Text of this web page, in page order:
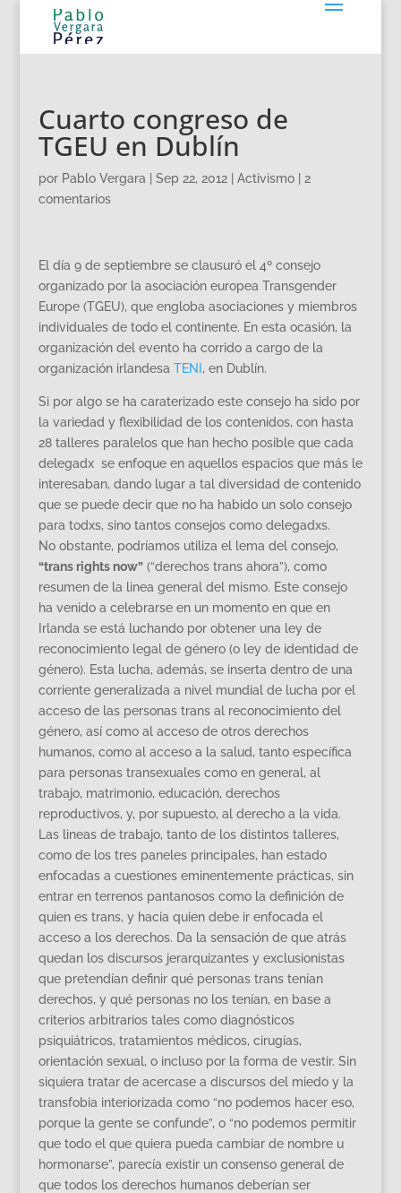
Cuarto congreso de
TGEU en Dublín
por Pablo Vergara Sep 22, 2012| Activismo| 2
comentarios
El día 9 de septiembre se clausuró el 4º consejo
organizado por la asociación europea Transgender
Europe (TGEU), que engloba asociaciones y miembros
individuales de todo el continente. En esta ocasión, la
organización del evento ha corrido a cargo de la
organización irlandesa TENI , en Dublín.
Si por algo se ha caraterizado este consejo ha sido por
la variedad y flexibilidad de los contenidos, con hasta
28 talleres paralelos que han hecho posible que cada
delegadx se enfoque en aquellos espacios que más le
interesaban, dando lugar a tal diversidad de contenido
que se puede decir que no ha habido un solo consejo
para todxs, sino tantos consejos como delegadxs.
No obstante, podríamos utiliza el lema del consejo,
“trans rights now”(“derechos trans ahora”), como
resumen de la linea general del mismo. Este consejo
ha venido a celebrarse en un momento en que en
Irlanda se está luchando por obtener una ley de
reconocimiento legal de género (o ley de identidad de
género). Esta lucha, además, se inserta dentro de una
corriente generalizada a nivel mundial de lucha por el
acceso de las personas trans al reconocimiento del
género, así como al acceso de otros derechos
humanos, como al acceso a la salud, tanto específica
para personas transexuales como en general, al
trabajo, matrimonio, educación, derechos
reproductivos, y, por supuesto, al derecho a la vida.
Las lineas de trabajo, tanto de los distintos talleres,
como de los tres paneles principales, han estado
enfocadas a cuestiones eminentemente prácticas, sin
entrar en terrenos pantanosos como la definición de
quien es trans, y hacia quien debe ir enfocada el
acceso a los derechos. Da la sensación de que atrás
quedan los discursos jerarquizantes y exclusionistas
que pretendían definir qué personas trans tenían
derechos, y qué personas no los tenían, en base a
criterios arbitrarios tales como diagnósticos
psiquiátricos, tratamientos médicos, cirugías,
orientación sexual, o incluso por la forma de vestir. Sin
siquiera tratar de acercase a discursos del miedo y la
transfobia interiorizada como “no podemos hacer eso,
porque la gente se confunde”, o “no podemos permitir
que todo el que quiera pueda cambiar de nombre u
hormonarse”, parecía existir un consenso general de
que todos los derechos humanos deberían ser